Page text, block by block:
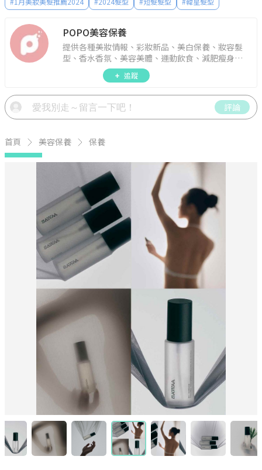
POPO美容保養
提供各種美妝情報、彩妝新品、美白保養、妝容髮
型、香水香氛、美容美體、運動飲食、減肥瘦身、
週年慶資訊。
追蹤
評論
首頁 美容保養 保養